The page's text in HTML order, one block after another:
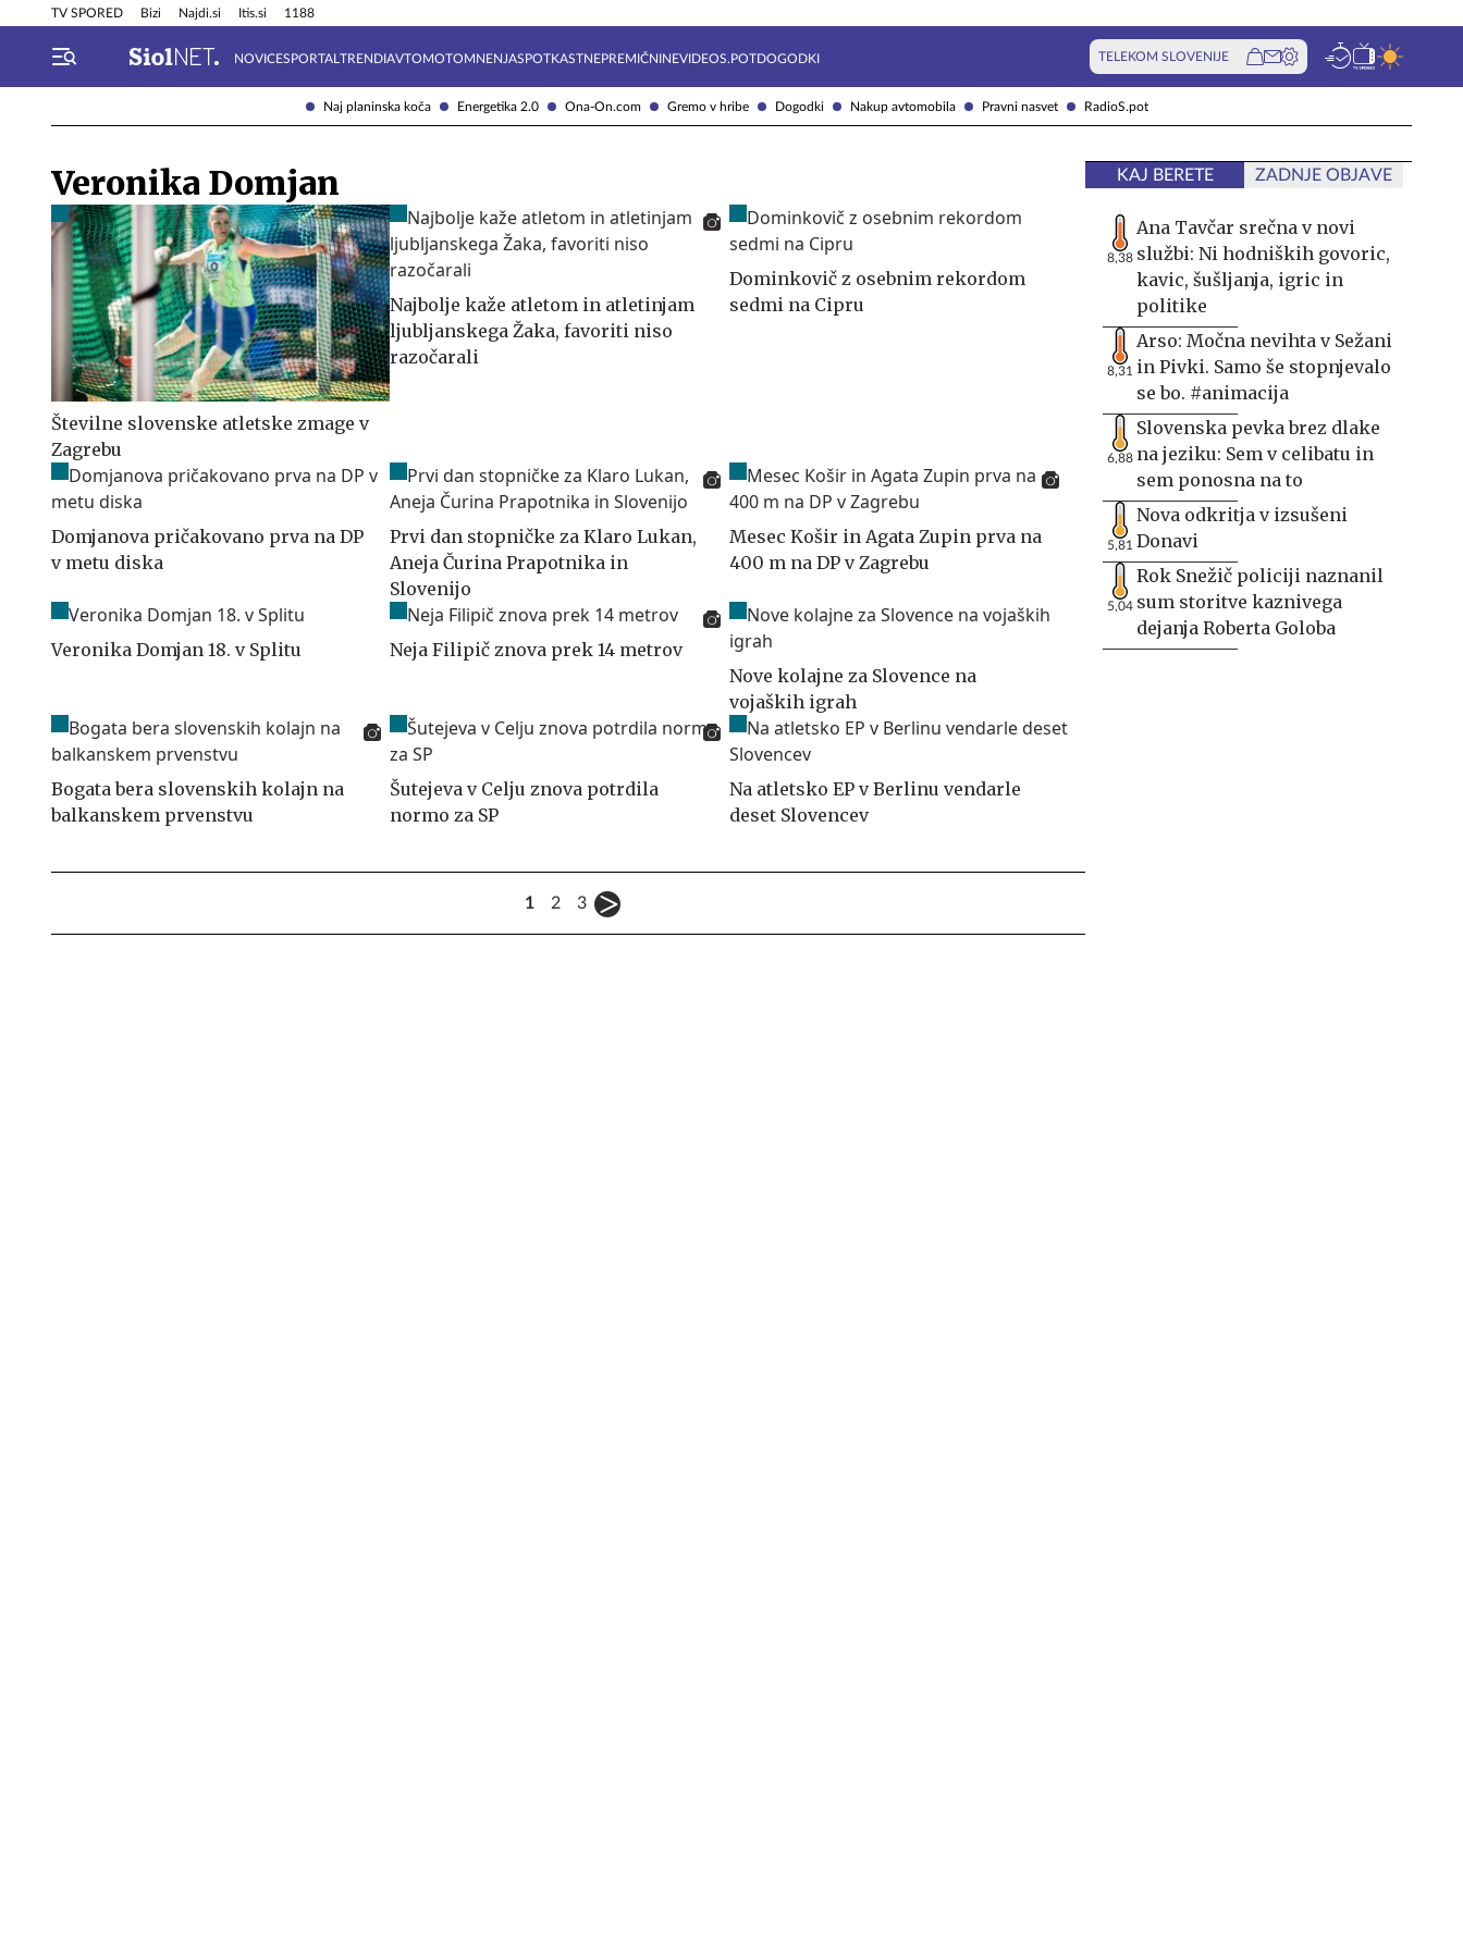
Naj planinska koča Energetika 2.0 Ona-On.com Gremo v hribe Dogodki Nakup avtomobila Pravni nasvet RadioS.pot
TV SPORED Bizi Najdi.si Itis.si 1188
NOVICESPORTAL TRENDIAVTOMOTOMNENJASPOTKASTNEPREMIČNINEVIDEOS.POTDOGODKI TELEKOM SLOVENIJE
Info in obvestila Tehnik
Veronika Domjan
Številne slovenske atletske zmage v
Zagrebu
Najbolje kaže atletom in atletinjam
ljubljanskega Žaka, favoriti niso
razočarali
Dominkovič z osebnim rekordom
sedmi na Cipru
Domjanova pričakovano prva na DP
v metu diska
Prvi dan stopničke za Klaro Lukan,
Aneja Čurina Prapotnika in
Slovenijo
Mesec Košir in Agata Zupin prva na
400 m na DP v Zagrebu
Veronika Domjan 18. v Splitu
Neja Filipič znova prek 14 metrov
Nove kolajne za Slovence na
vojaških igrah
Bogata bera slovenskih kolajn na
balkanskem prvenstvu
Šutejeva v Celju znova potrdila
normo za SP
Na atletsko EP v Berlinu vendarle
deset Slovencev
1 2 3
KAJ BERETE ZADNJE OBJAVE
8,38
Ana Tavčar srečna v novi
službi: Ni hodniških govoric,
kavic, šušljanja, igric in
politike
8,31
Arso: Močna nevihta v Sežani
in Pivki. Samo še stopnjevalo
se bo. #animacija
6,88
Slovenska pevka brez dlake
na jeziku: Sem v celibatu in
sem ponosna na to
5,81
Nova odkritja v izsušeni
Donavi
5,04
Rok Snežič policiji naznanil
sum storitve kaznivega
dejanja Roberta Goloba